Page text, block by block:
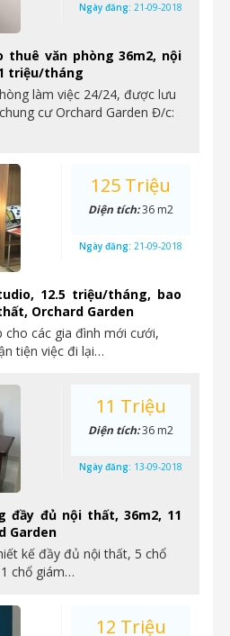
thuê văn phòng 36m2, nội
triệu/tháng
làm việc 24/24, được lưu
cư Orchard Garden Đ/c:
Ngày đăng: 21-09-2018
12.5 triệu/tháng, bao
Orchard Garden
cho các gia đình mới cưới,
tiện việc đi lại…
125 Triệu
Diện tích:36 m2
Ngày đăng: 21-09-2018
đầy đủ nội thất, 36m2, 11
Garden
kế đầy đủ nội thất, 5 chổ
chổ giám…
11 Triệu
Diện tích:36 m2
Ngày đăng: 13-09-2018
12 Triệu